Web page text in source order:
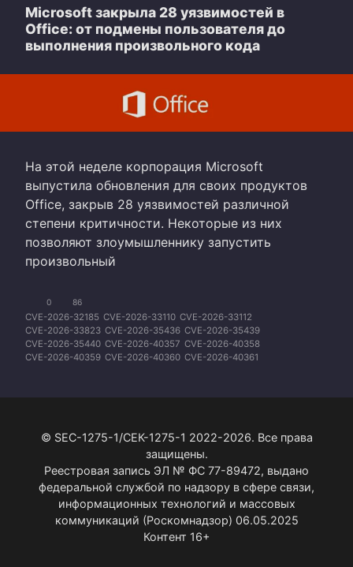
Microsoft закрыла 28 уязвимостей в
Office: от подмены пользователя до
выполнения произвольного кода
На этой неделе корпорация Microsoft
выпустила обновления для своих продуктов
Office, закрыв 28 уязвимостей различной
степени критичности. Некоторые из них
позволяют злоумышленнику запустить
произвольный
0 86
CVE-2026-32185 CVE-2026-33110 CVE-2026-33112
CVE-2026-33823 CVE-2026-35436 CVE-2026-35439
CVE-2026-35440 CVE-2026-40357 CVE-2026-40358
CVE-2026-40359 CVE-2026-40360 CVE-2026-40361
CVE-2026-40368 CVE-2026-40418 CVE-2026-40419
© SEC-1275-1/СЕК-1275-1 2022-2026. Все права
защищены.
Реестровая запись ЭЛ № ФС 77-89472, выдано
федеральной службой по надзору в сфере связи,
информационных технологий и массовых
коммуникаций (Роскомнадзор) 06.05.2025
Контент 16+